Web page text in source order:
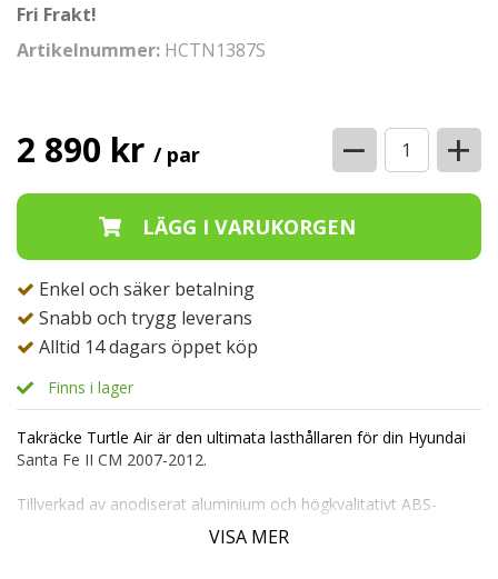
Fri Frakt!
Artikelnummer: HCTN1387S
2 890 kr / par − +
Enkel och säker betalning
Snabb och trygg leverans
Alltid 14 dagars öppet köp
Finns i lager
Takräcke Turtle Air är den ultimata lasthållaren för din Hyundai
Santa Fe II CM 2007-2012.
Tillverkad av anodiserat aluminium och högkvalitativt ABS-
plastfästen, är detta takräcke byggt för att hålla i många år
VISA MER